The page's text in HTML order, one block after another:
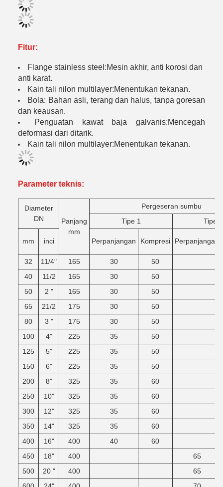
Fitur:
Flange stainless steel:Mesin akhir, anti korosi dan
anti karat.
Kain tali nilon multilayer:Menentukan tekanan.
Bola: Bahan asli, terang dan halus, tanpa goresan
dan keausan.
Penguatan kawat baja galvanis:Mencegah
deformasi dari ditarik.
Kain tali nilon multilayer:Menentukan tekanan.
Parameter teknis:
Diameter
DN
Panjang
mm
Pergeseran sumbu
Tipe 1
Tipe 2
mm inci Perpanjangan Kompresi Perpanjangan
32 11/4" 165 30
50
40
11/2 165 30
50
50
2 " 165 30
50
65
21/2 175 30
50
80
3 " 175 30
50
100
4" 225 35
50
125
5" 225 35
50
150
6" 225 35
50
200
8" 325 35
60
250
10" 325 35
60
300
12" 325 35
60
350
14" 325 35
60
400
16" 400 40
60
450
18" 400
65
500
20 " 400
65